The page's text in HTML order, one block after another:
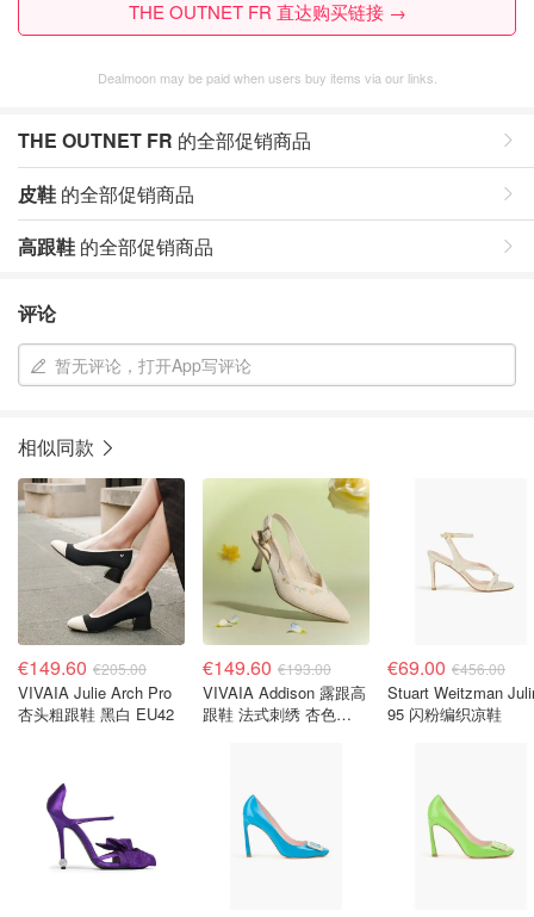
THE OUTNET FR 直达购买链接 →
Dealmoon may be paid when users buy items via our links.
THE OUTNET FR 的全部促销商品
皮鞋 的全部促销商品
高跟鞋 的全部促销商品
评论
暂无评论，打开App写评论
相似同款
€149.60 €205.00
VIVAIA Julie Arch Pro
杏头粗跟鞋 黑白 EU42
€149.60 €193.00
VIVAIA Addison 露跟高
跟鞋 法式刺绣 杏色
€69.00 €456.00
Stuart Weitzman
95 闪粉编织凉鞋